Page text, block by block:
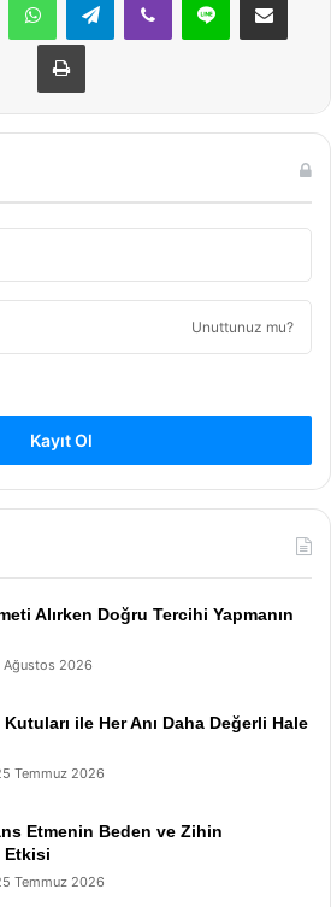
Yazdır
Unuttunuz mu?
Kayıt Ol
Alırken Doğru Tercihi Yapmanın
Ağustos 2026
Kutuları ile Her Anı Daha Değerli Hale
Temmuz 2026
Etmenin Beden ve Zihin
Etkisi
Temmuz 2026